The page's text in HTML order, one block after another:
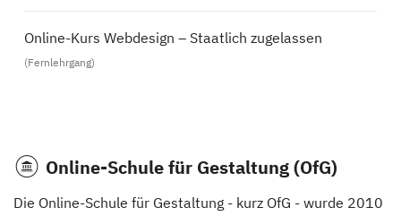
Online-Kurs Webdesign – Staatlich zugelassen
(Fernlehrgang)
Online-Schule für Gestaltung (OfG)
Die Online-Schule für Gestaltung - kurz OfG - wurde 2010